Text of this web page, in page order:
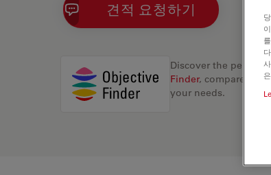
견적 요청하기
Discover the perfect
Finder, compare
your needs.